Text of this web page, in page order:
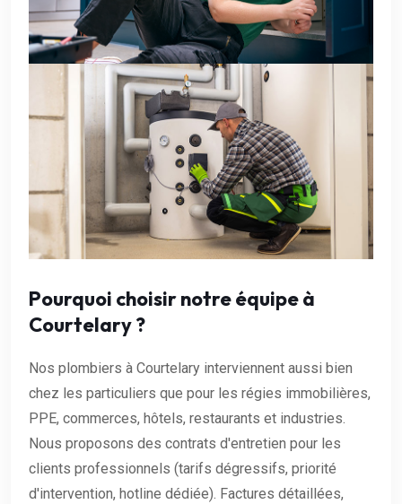
Pourquoi choisir notre équipe à
Courtelary ?
Nos plombiers à Courtelary interviennent aussi bien
chez les particuliers que pour les régies immobilières,
PPE, commerces, hôtels, restaurants et industries.
Nous proposons des contrats d'entretien pour les
clients professionnels (tarifs dégressifs, priorité
d'intervention, hotline dédiée). Factures détaillées,